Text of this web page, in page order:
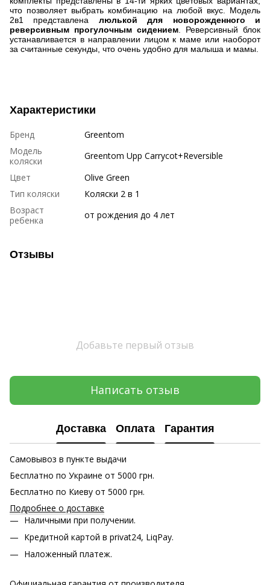
что позволяет выбрать комбинацию на любой вкус. Модель
2в1 представлена люлькой для новорожденного и
реверсивным прогулочным сидением . Реверсивный блок
устанавливается в направлении лицом к маме или наоборот
за считанные секунды, что очень удобно для малыша и мамы.
Характеристики
Бренд
Greentom
Модель
коляски
Greentom Upp Carrycot+Reversible
Цвет
Olive Green
Тип коляски
Коляски 2 в 1
Возраст
ребенка
от рождения до 4 лет
Отзывы
Добавьте первый отзыв
Написать отзыв
Доставка Оплата Гарантия
Самовывоз в пункте выдачи
Бесплатно по Украине от 5000 грн.
Бесплатно по Киеву от 5000 грн.
Подробнее о доставке
Наличными при получении.
Кредитной картой в privat24, LiqPay.
Наложенный платеж.